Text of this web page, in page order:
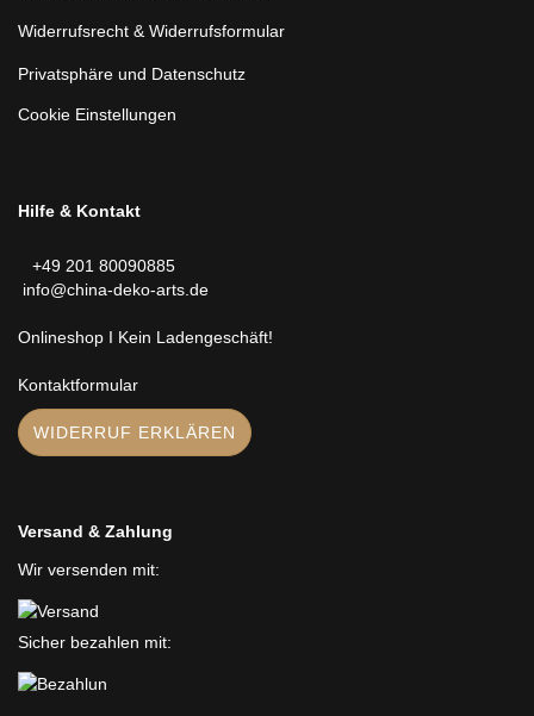
Widerrufsrecht & Widerrufsformular
Privatsphäre und Datenschutz
Cookie Einstellungen
Hilfe & Kontakt
+49 201 80090885
info@china-deko-arts.de
Onlineshop I Kein Ladengeschäft!
Kontaktformular
WIDERRUF ERKLÄREN
Versand & Zahlung
Wir versenden mit:
Sicher bezahlen mit: